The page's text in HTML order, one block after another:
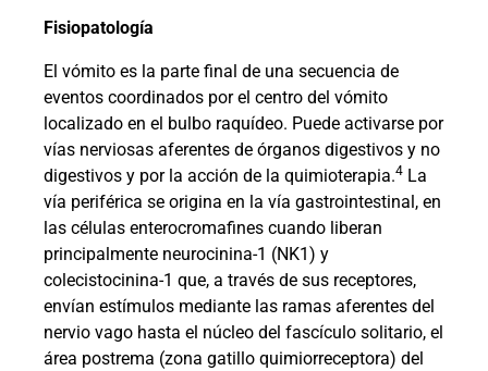
Fisiopatología
El vómito es la parte final de una secuencia de
eventos coordinados por el centro del vómito
localizado en el bulbo raquídeo. Puede activarse por
vías nerviosas aferentes de órganos digestivos y no
digestivos y por la acción de la quimioterapia.4 La
vía periférica se origina en la vía gastrointestinal, en
las células enterocromafines cuando liberan
principalmente neurocinina-1 (NK1) y
colecistocinina-1 que, a través de sus receptores,
envían estímulos mediante las ramas aferentes del
nervio vago hasta el núcleo del fascículo solitario, el
área postrema (zona gatillo quimiorreceptora) del